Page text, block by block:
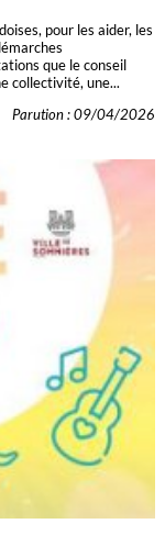
pour les aider, les
que le conseil
collectivité, une...
Parution : 09/04/2026